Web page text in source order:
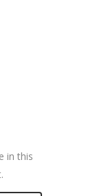
in this